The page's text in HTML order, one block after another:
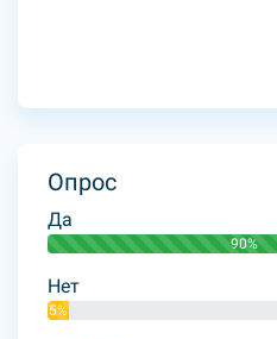
Опрос
Да
90%
Нет
5%